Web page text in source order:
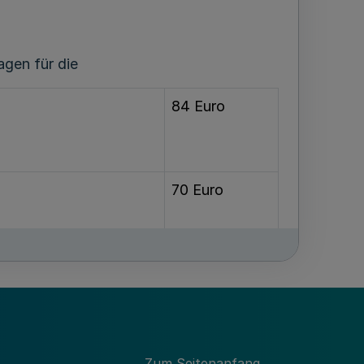
für die
84 Euro
70 Euro
44 Euro